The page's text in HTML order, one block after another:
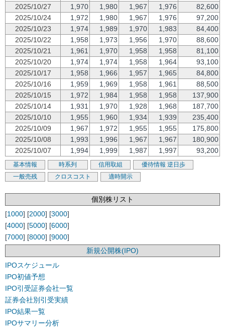
2025/10/27
1,970 1,980 1,967 1,976
82,600
2025/10/24
1,972 1,980 1,967 1,976
97,200
2025/10/23
1,974 1,989 1,970 1,983
84,400
2025/10/22
1,958 1,973 1,956 1,970
88,600
2025/10/21
1,961 1,970 1,958 1,958
81,100
2025/10/20
1,974 1,974 1,958 1,964
93,100
2025/10/17
1,958 1,966 1,957 1,965
84,800
2025/10/16
1,959 1,969 1,958 1,961
88,500
2025/10/15
1,972 1,984 1,958 1,958
137,900
2025/10/14
1,931 1,970 1,928 1,968
187,700
2025/10/10
1,955 1,960 1,934 1,939
235,400
2025/10/09
1,967 1,972 1,955 1,955
175,800
2025/10/08
1,993 1,996 1,967 1,967
180,900
2025/10/07
1,994 1,999 1,987 1,997 93,200
基本情報 時系列 信用取組 優待情報 逆日歩
一般売残
クロスコスト 適時開示
個別株リスト
[1000] [2000] [3000]
[4000] [5000] [6000]
[7000] [8000] [9000]
新規公開株(IPO)
IPOスケジュール
IPO初値予想
IPO引受証券会社一覧
証券会社別引受実績
IPO結果一覧
IPOサマリー分析